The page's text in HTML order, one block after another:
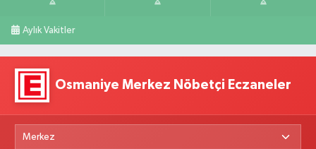
Aylık Vakitler
Osmaniye Merkez Nöbetçi Eczaneler